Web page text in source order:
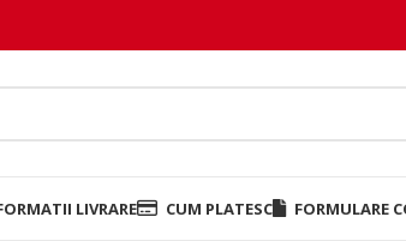
LIVRARE CUM PLATESC FORMULARE